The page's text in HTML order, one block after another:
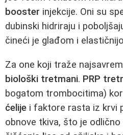
booster injekcije. Oni su
dubinski hidriraju i
čineći je glađom i
Za one koji traže
biološki tretmani. PRP
bogatom trombocitima)
ćelije i faktore rasta iz krvi
obnove tkiva, što je odlično